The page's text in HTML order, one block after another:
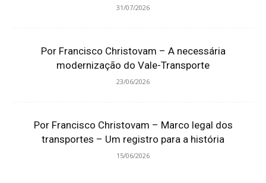
31/07/2026
Por Francisco Christovam – A necessária
modernização do Vale-Transporte
23/06/2026
Por Francisco Christovam – Marco legal dos
transportes – Um registro para a história
15/06/2026